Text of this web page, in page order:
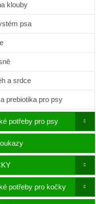
klouby
psa
a srdce
prebiotika pro psy
potřeby pro psy
potřeby pro kočky